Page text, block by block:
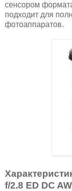
сенсором
подходит для
фотоаппаратов.
f/2.8 ED DC AW